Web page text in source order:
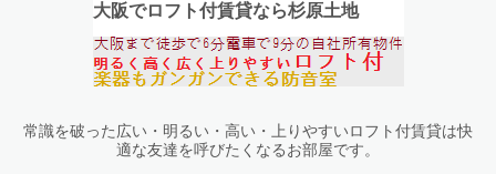
大阪でロフト付賃貸なら杉原土地
常識を破った広い・明るい・高い・上りやすいロフト付賃貸は快
適な友達を呼びたくなるお部屋です。